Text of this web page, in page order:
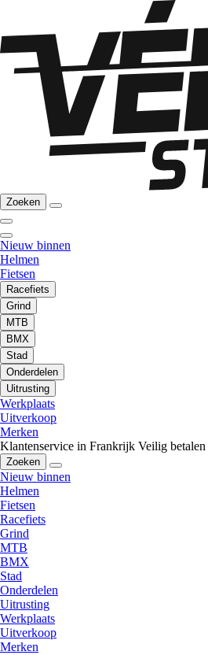
Zoeken
Nieuw binnen
Helmen
Fietsen
Racefiets
Grind
MTB
BMX
Stad
Onderdelen
Uitrusting
Werkplaats
Uitverkoop
Merken
Klantenservice in Frankrijk Veilig betalen
Zoeken
Nieuw binnen
Helmen
Fietsen
Racefiets
Grind
MTB
BMX
Stad
Onderdelen
Uitrusting
Werkplaats
Uitverkoop
Merken